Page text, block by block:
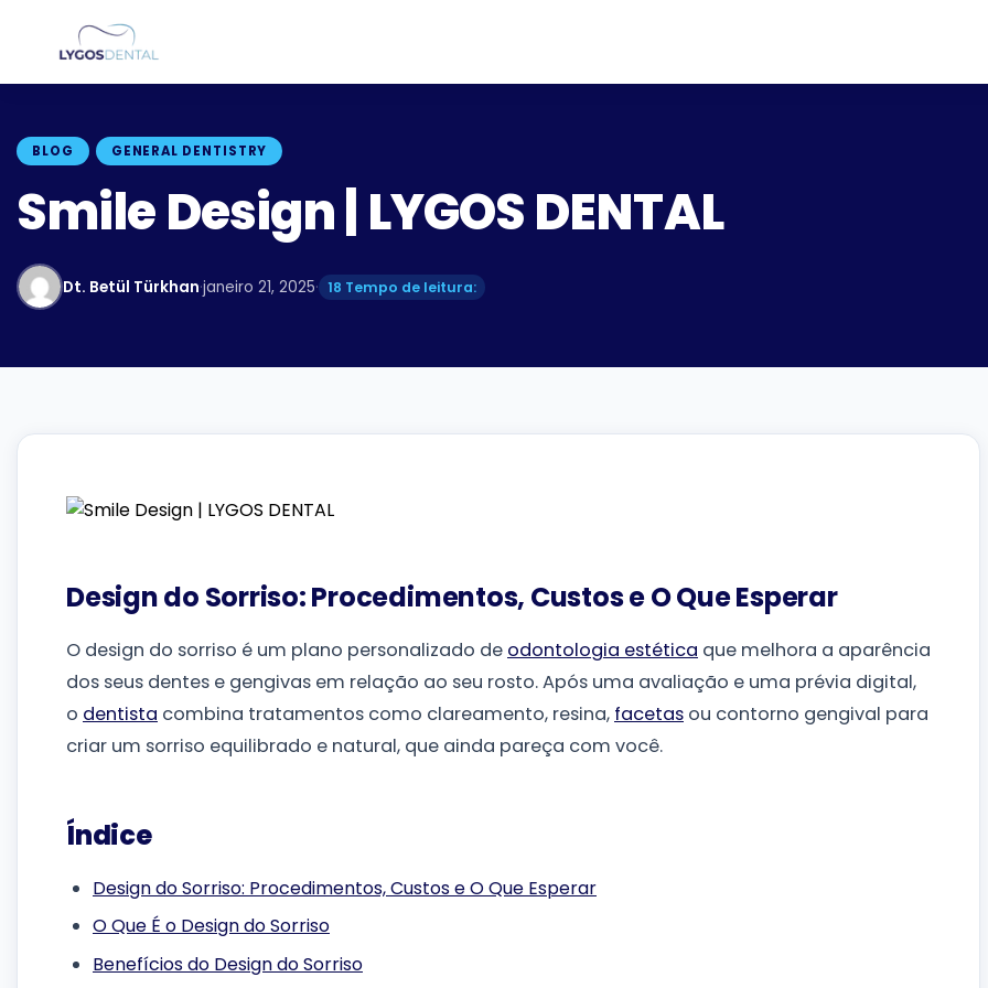
BLOG GENERAL DENTISTRY
Smile Design | LYGOS DENTAL
Dt. Betül Türkhan·janeiro 21, 2025· 18 Tempo de leitura:
Design do Sorriso: Procedimentos, Custos e O Que Esperar
O design do sorriso é um plano personalizado de odontologia estética que melhora a aparência
dos seus dentes e gengivas em relação ao seu rosto. Após uma avaliação e uma prévia digital,
o dentista combina tratamentos como clareamento, resina, facetas ou contorno gengival para
criar um sorriso equilibrado e natural, que ainda pareça com você.
Índice
Design do Sorriso: Procedimentos, Custos e O Que Esperar
O Que É o Design do Sorriso
Benefícios do Design do Sorriso